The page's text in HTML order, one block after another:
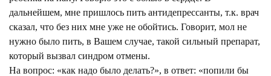
дальнейшем, мне пришлось пить антидепрессанты, т.к. врач
сказал, что без них мне уже не обойтись. Говорит, мол не
нужно было пить, в Вашем случае, такой сильный препарат,
который вызвал синдром отмены.
На вопрос: «как надо было делать?», в ответ: «попили бы